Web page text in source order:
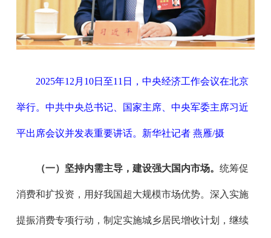
2025年12月10日至11日，中央经济工作会议在北京
举行。中共中央总书记、国家主席、中央军委主席习近
平出席会议并发表重要讲话。新华社记者 燕雁/摄
（一）坚持内需主导，建设强大国内市场。 统筹促
消费和扩投资，用好我国超大规模市场优势。深入实施
提振消费专项行动，制定实施城乡居民增收计划，继续